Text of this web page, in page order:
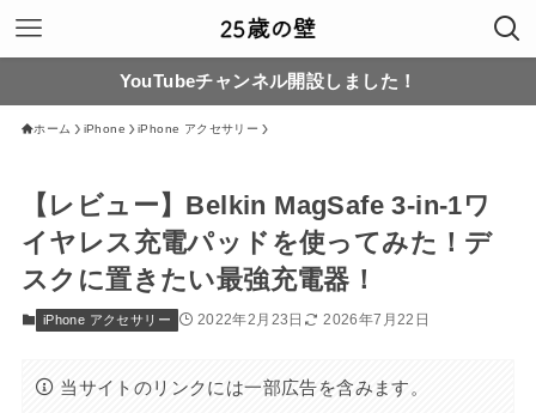
YouTubeチャンネル開設しました！
ホーム iPhone iPhone アクセサリー
【レビュー】Belkin MagSafe 3-in-1ワ
イヤレス充電パッドを使ってみた！デ
スクに置きたい最強充電器！
iPhone アクセサリー 2022年2月23日 2026年7月22日
当サイトのリンクには一部広告を含みます。